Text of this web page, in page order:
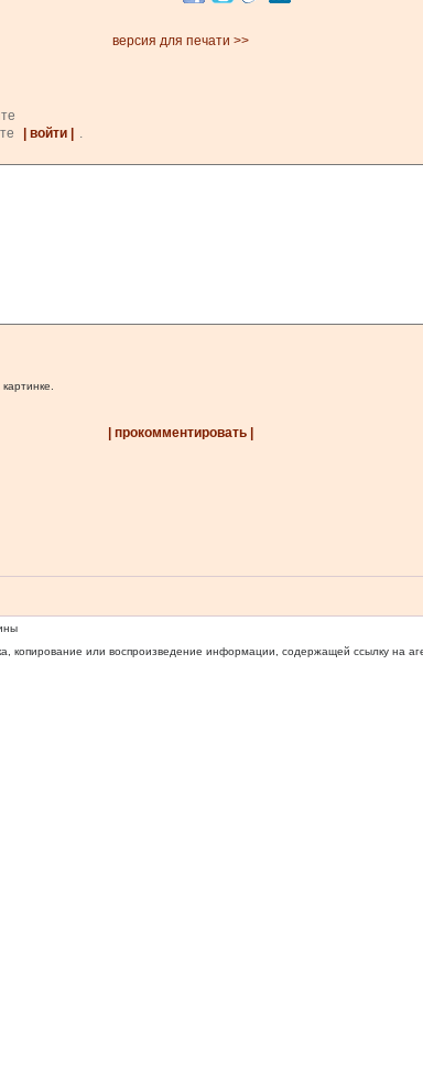
версия для печати >>
| войти |
.
| прокомментировать |
копирование или воспроизведение информации, содержащей ссылку на